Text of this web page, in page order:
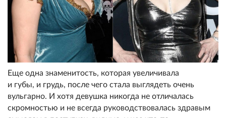
Еще одна знаменитость, которая увеличивала
и губы, и грудь, после чего стала выглядеть очень
вульгарно. И хотя девушка никогда не отличалась
скромностью и не всегда руководствовалась здравым